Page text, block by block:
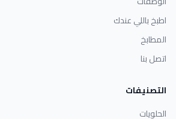
اطبخ باللي عندك
المطابخ
اتصل بنا
التصنيفات
الحلويات